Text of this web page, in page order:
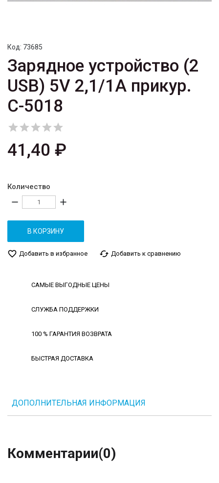
Код: 73685
Зарядное устройство (2
USB) 5V 2,1/1A прикур.
C-5018

41,40 ₽
Количество
remove add
В КОРЗИНУ
favorite_border Добавить в избранное cached Добавить к сравнению
САМЫЕ ВЫГОДНЫЕ ЦЕНЫ
СЛУЖБА ПОДДЕРЖКИ
100 % ГАРАНТИЯ ВОЗВРАТА
БЫСТРАЯ ДОСТАВКА
ДОПОЛНИТЕЛЬНАЯ ИНФОРМАЦИЯ
Комментарии(0)